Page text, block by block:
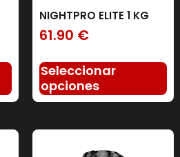
NIGHTPRO ELITE 1 KG
61.90 €
Seleccionar
opciones